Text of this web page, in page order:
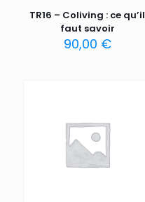
TR16 – Coliving : ce qu’il
faut savoir
90,00 €